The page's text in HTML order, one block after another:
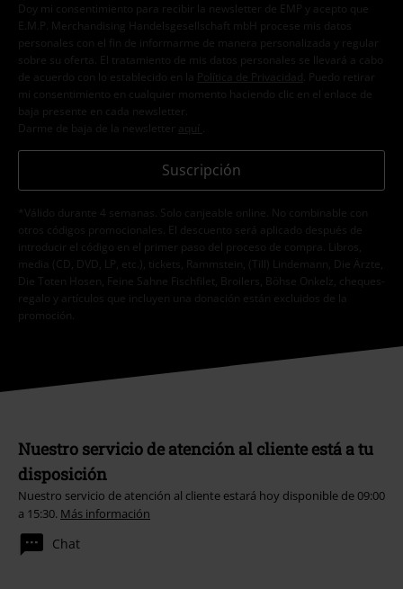
Doy mi consentimiento para recibir la newsletter de EMP y acepto que
E.M.P. Merchandising Handelsgesellschaft mbH procese mis datos
personales con el fin de informarme de manera personalizada y regular
sobre su oferta. El tratamiento de mis datos personales se llevará a cabo
de acuerdo con lo establecido en la
Política de Privacidad . Puedo retirar
mi consentimiento en cualquier momento haciendo clic en el enlace de
baja presente en cada newsletter.
Darme de baja de la newsletter
aquí
Suscripción
*Válido durante 4 semanas. Solo canjeable online. No combinable con
otros códigos promocionales. El descuento será aplicado después de
introducir el código en el primer paso del proceso de compra. Libros,
media (CD, DVD, LP, etc.), tickets, Rammstein, (Till) Lindemann, Die Ärzte,
Die Toten Hosen, Feine Sahne Fischfilet, Broilers, Böhse Onkelz, cheques-
regalo y artículos que incluyen una donación están excluidos de la
promoción.
Nuestro servicio de atención al cliente está a tu
disposición
Nuestro servicio de atención al cliente estará hoy disponible de 09:00
a 15:30. Más información
Chat